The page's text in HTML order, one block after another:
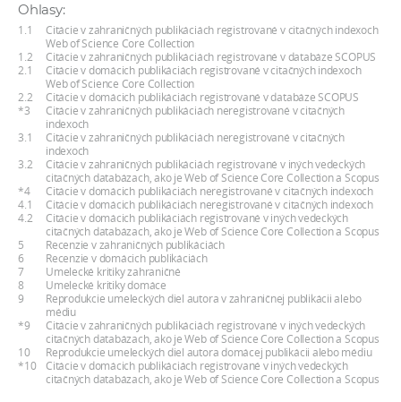
o
n
o
c
h
Ohlasy:
1.1
Citácie v zahraničných publikáciách registrované v citačných indexoch
Web of Science Core Collection
1.2
Citácie v zahraničných publikáciách registrované v databáze SCOPUS
2.1
Citácie v domácich publikáciách registrované v citačných indexoch
Web of Science Core Collection
2.2
Citácie v domácich publikáciách registrované v databáze SCOPUS
*3
Citácie v zahraničných publikáciách neregistrované v citačných
indexoch
3.1
Citácie v zahraničných publikáciách neregistrované v citačných
indexoch
3.2
Citácie v zahraničných publikáciách registrované v iných vedeckých
citačných databázach, ako je Web of Science Core Collection a Scopus
*4
Citácie v domácich publikáciách neregistrované v citačných indexoch
4.1
Citácie v domácich publikáciách neregistrované v citačných indexoch
4.2
Citácie v domácich publikáciách registrované v iných vedeckých
citačných databázach, ako je Web of Science Core Collection a Scopus
5
Recenzie v zahraničných publikáciách
6
Recenzie v domácich publikáciách
7
Umelecké kritiky zahraničné
8
Umelecké kritiky domáce
9
Reprodukcie umeleckých diel autora v zahraničnej publikácii alebo
médiu
*9
Citácie v zahraničných publikáciách registrované v iných vedeckých
citačných databázach, ako je Web of Science Core Collection a Scopus
10
Reprodukcie umeleckých diel autora domácej publikácii alebo médiu
*10
Citácie v domácich publikáciách registrované v iných vedeckých
citačných databázach, ako je Web of Science Core Collection a Scopus